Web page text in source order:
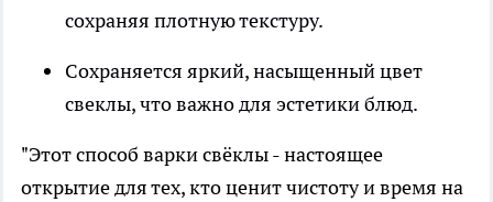
сохраняя плотную текстуру.
Сохраняется яркий, насыщенный цвет
свеклы, что важно для эстетики блюд.
"Этот способ варки свёклы - настоящее
открытие для тех, кто ценит чистоту и время на